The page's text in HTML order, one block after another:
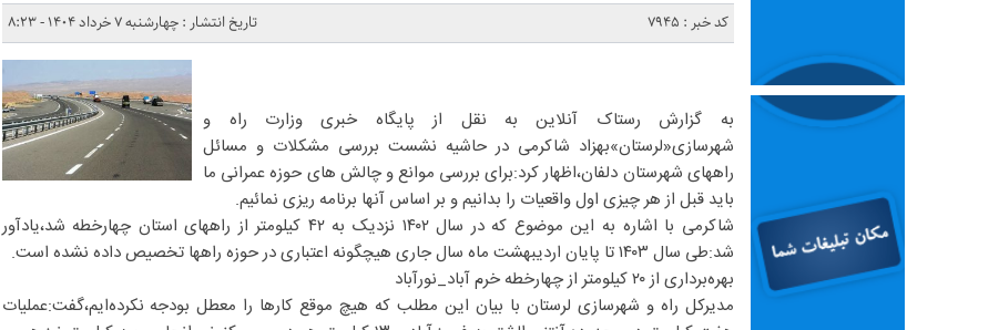
کد خبر : 7945 تاریخ انتشار : چهارشنبه ۷ خرداد ۱۴۰۴ - ۸:۲۳
به گزارش رستاک آنلاین به نقل از پایگاه خبری وزارت راه و
شهرسازی«لرستان»بهزاد شاکرمی در حاشیه نشست بررسی مشکلات و مسائل
راههای شهرستان دلفان،اظهار کرد:برای بررسی موانع و چالش های حوزه عمرانی ما
باید قبل از هر چیزی اول واقعیات را بدانیم و بر اساس آنها برنامه ریزی نمائیم.
شاکرمی با اشاره به این موضوع که در سال ۱۴۰۲ نزدیک به ۴۲ کیلومتر از راههای استان چهارخطه شد،یادآور
شد:طی سال ۱۴۰۳ تا پایان اردیبهشت ماه سال جاری هیچگونه اعتباری در حوزه راهها تخصیص داده نشده است.
بهره‌برداری از ۲۰ کیلومتر از چهارخطه خرم آباد_نورآباد
مدیرکل راه و شهرسازی لرستان با بیان این مطلب که هیچ موقع کارها را معطل بودجه نکرده‌ایم،گفت:عملیات